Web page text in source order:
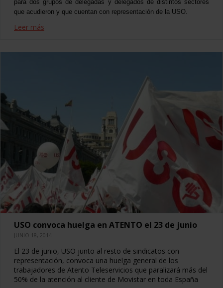
para dos grupos de delegadas y delegados de distintos sectores
que acudieron y que cuentan con representación de la USO.
Leer más
USO convoca huelga en ATENTO el 23 de junio
JUNIO 18, 2014
El 23 de junio, USO junto al resto de sindicatos con
representación, convoca una huelga general de los
trabajadores de Atento Teleservicios que paralizará más del
50% de la atención al cliente de Movistar en toda España